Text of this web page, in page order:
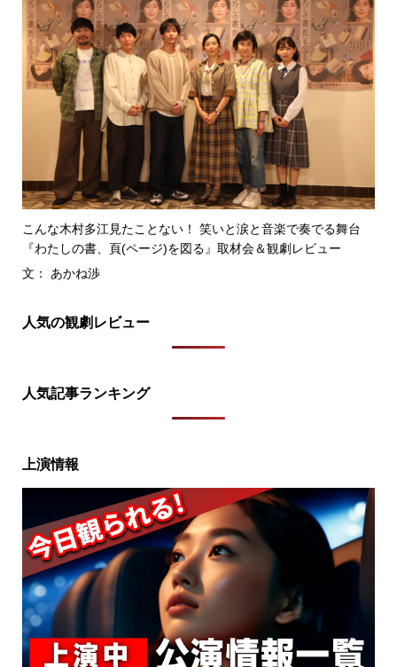
こんな木村多江見たことない！ 笑いと涙と音楽で奏でる舞台
『わたしの書、頁(ページ)を図る』取材会＆観劇レビュー
文： あかね渉
人気の観劇レビュー
人気記事ランキング
上演情報